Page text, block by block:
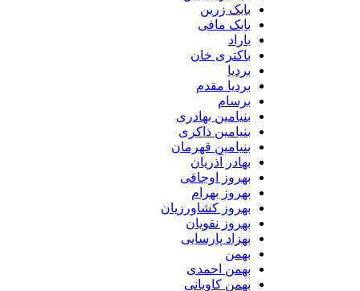
بابک زرین
بابک مافی
باراد
باکتری خان
بردیا
بردیا مقدم
برسام
بنیامین بهادری
بنیامین ذاکری
بنیامین قهرمان
بهادر آذریان
بهروز اوجاقی
بهروز بهرام
بهروز کشاورزیان
بهروز نقویان
بهزاد پارسایی
بهمن
بهمن احمدی
بهمن کاویانی